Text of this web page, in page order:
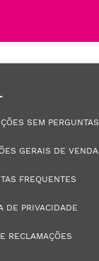
SEM PERGUNTAS
GERAIS DE VENDA
FREQUENTES
DE PRIVACIDADE
RECLAMAÇÕES